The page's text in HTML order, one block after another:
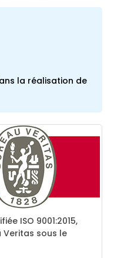
la réalisation de
ISO 9001:2015,
sous le